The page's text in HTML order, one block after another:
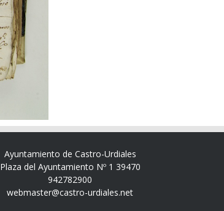
Ayuntamiento de Castro-Urdiales
Plaza del Ayuntamiento Nº 1 39470
942782900
webmaster@castro-urdiales.net